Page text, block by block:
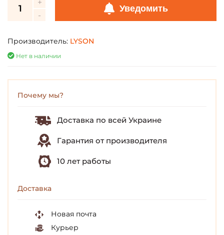
Уведомить
Производитель: LYSON
Нет в наличии
Почему мы?
Доставка по всей Украине
Гарантия от производителя
10 лет работы
Доставка
Новая почта
Курьер